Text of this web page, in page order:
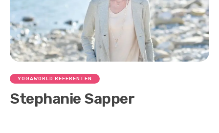
YOGAWORLD REFERENTEN
Stephanie Sapper